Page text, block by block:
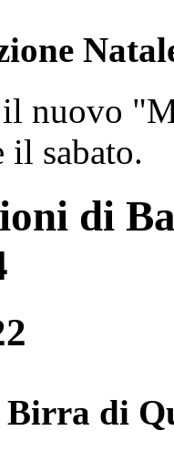
nuovo
sabato.
di
di